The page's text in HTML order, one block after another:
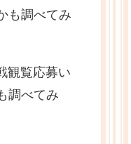
も調べてみ
観覧応募い
調べてみ